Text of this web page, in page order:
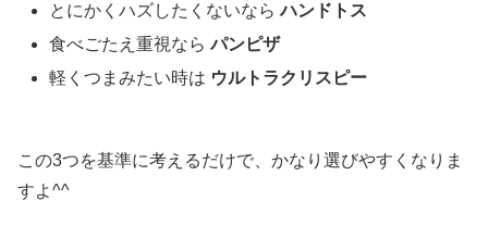
とにかくハズしたくないならハンドトス
食べごたえ重視ならパンピザ
軽くつまみたい時は ウルトラクリスピー
この3つを基準に考えるだけで、かなり選びやすくなりま
すよ^^